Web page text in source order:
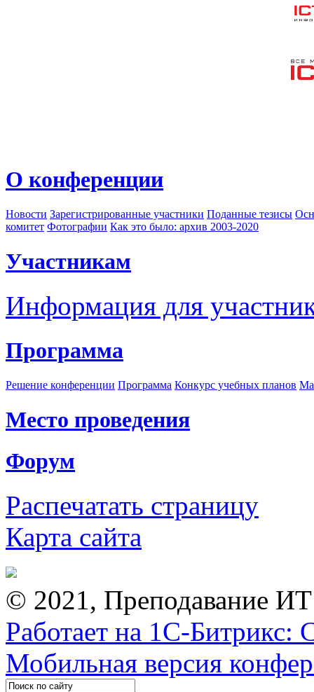
О конференции
Новости Зарегистрированные участники Поданные тезисы
комитет Фотографии Как это было: архив 2003-2020
Участникам
Информация для
Программа
Решение конференции Программа Конкурс учебных планов
Место проведения
Форум
Распечатать страницу
Карта сайта
© 2021, Преподавание
Работает на 1С-Битрикс:
Мобильная версия